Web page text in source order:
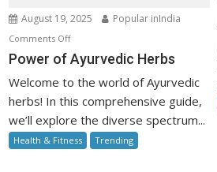
August 19, 2025 Popular inIndia
Comments Offon
Power
Ayurvedic
Herbs
Power of Ayurvedic Herbs
Welcome to the world of Ayurvedic
herbs! In this comprehensive guide,
we’ll explore the diverse spectrum...
Health & Fitness Trending